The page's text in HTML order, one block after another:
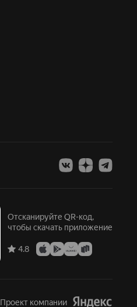
Отсканируйте QR-код,
чтобы скачать приложение
4.8
Проект компании